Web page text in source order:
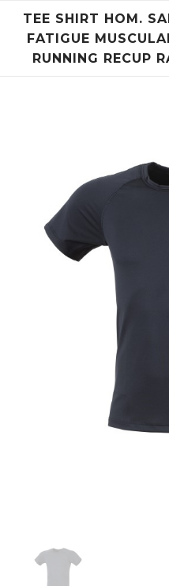
TEE SHIRT HOM.
FATIGUE
RUNNING RECUP